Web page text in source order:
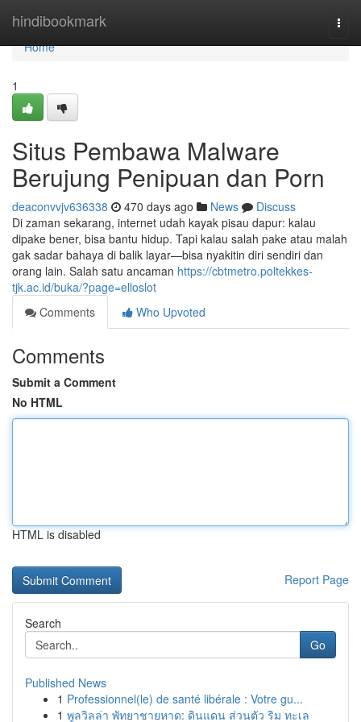
hindibookmark
Home
Home
1
Situs Pembawa Malware
Berujung Penipuan dan Porn
deaconvvjv636338 470 days ago News
Discuss
Di zaman sekarang, internet udah kayak pisau dapur: kalau
dipake bener, bisa bantu hidup. Tapi kalau salah pake atau malah
gak sadar bahaya di balik layar—bisa nyakitin diri sendiri dan
orang lain. Salah satu ancaman https://cbtmetro.poltekkes-
tjk.ac.id/buka/?page=elloslot
Comments
Who Upvoted
Comments
Submit a Comment
No HTML
HTML is disabled
Report Page
Search
Go
Published News
1 Professionnel(le) de santé libérale : Votre gu...
1 พูลวิลล่า พัทยาชายหาด: ดินแดน ส่วนตัว ริม ทะเล